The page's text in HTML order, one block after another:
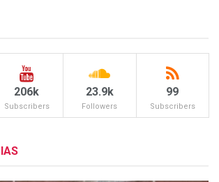
206k
Subscribers
23.9k
Followers
99
Subscribers